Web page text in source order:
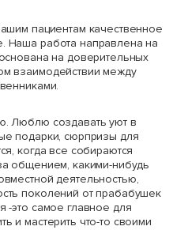
пациентам качественное
Наша работа направлена на
на доверительных
взаимодействии между
Люблю создавать уют в
подарки, сюрпризы для
когда все собираются
общением, какими-нибудь
деятельностью,
поколений от прабабушек
-это самое главное для
и мастерить что-то своими